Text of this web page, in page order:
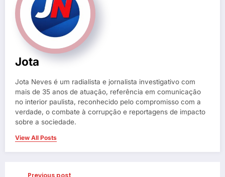
Jota
Jota Neves é um radialista e jornalista investigativo com
mais de 35 anos de atuação, referência em comunicação
no interior paulista, reconhecido pelo compromisso com a
verdade, o combate à corrupção e reportagens de impacto
sobre a sociedade.
View All Posts